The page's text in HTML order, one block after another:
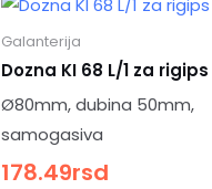
Galanterija
Dozna KI 68 L/1 za rigips
Ø80mm, dubina 50mm,
samogasiva
178.49rsd